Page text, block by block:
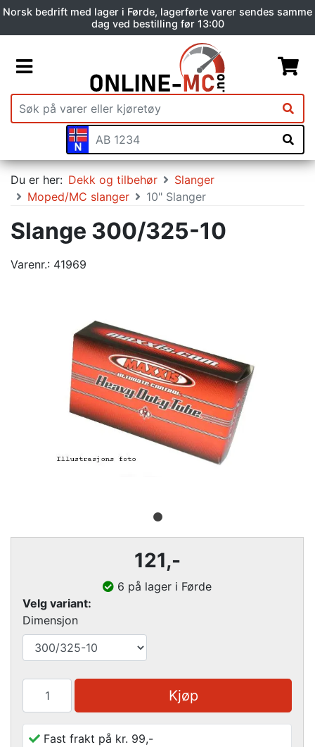
Norsk bedrift med lager i Førde, lagerførte varer sendes samme
dag ved bestilling før 13:00
Du er her: Dekk og tilbehør
Slanger
Moped/MC slanger
10" Slanger
Slange 300/325-10
Varenr.: 41969
121,-
6 på lager i Førde
Velg variant:
Dimensjon
Kjøp
Fast frakt på kr. 99,-